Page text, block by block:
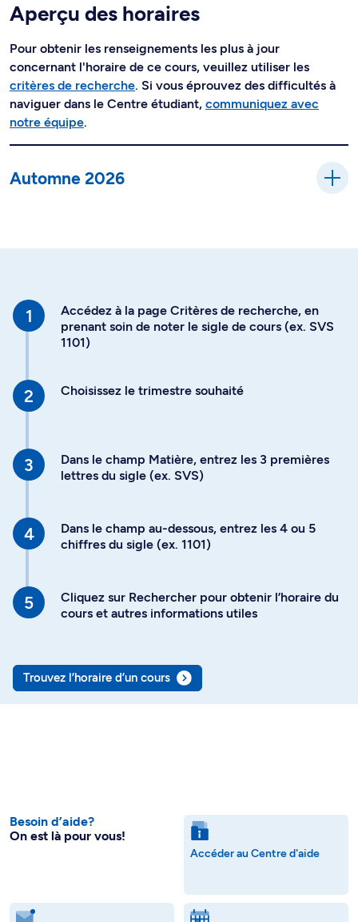
Aperçu des horaires
Pour obtenir les renseignements les plus à jour
concernant l'horaire de ce cours, veuillez utiliser les
critères de recherche. Si vous éprouvez des difficultés à
naviguer dans le Centre étudiant, communiquez avec
notre équipe.
Automne 2026
Accédez à la page Critères de recherche, en
prenant soin de noter le sigle de cours (ex. SVS
1101)
Choisissez le trimestre souhaité
Dans le champ Matière, entrez les 3 premières
lettres du sigle (ex. SVS)
Dans le champ au-dessous, entrez les 4 ou 5
chiffres du sigle (ex. 1101)
Cliquez sur Rechercher pour obtenir l’horaire du
cours et autres informations utiles
Trouvez l’horaire d’un cours
Besoin d’aide?
On est là pour vous!
Accéder au Centre d'aide